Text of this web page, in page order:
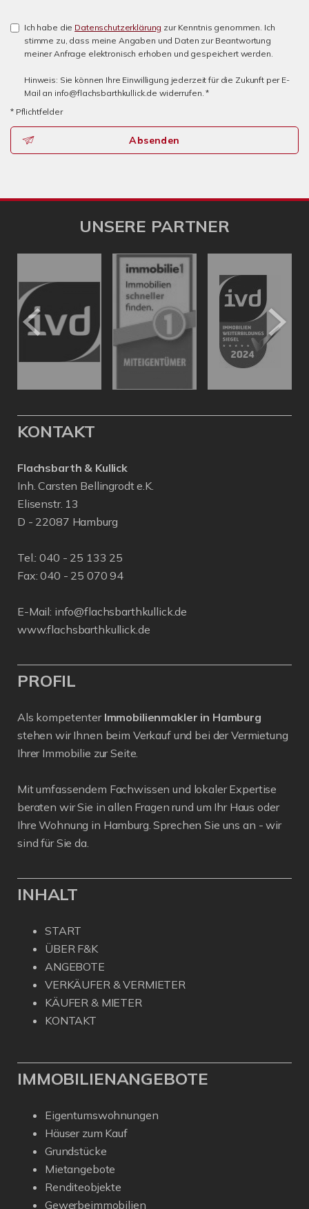
Ich habe die Datenschutzerklärung zur Kenntnis genommen. Ich
stimme zu, dass meine Angaben und Daten zur Beantwortung
meiner Anfrage elektronisch erhoben und gespeichert werden.
Hinweis: Sie können Ihre Einwilligung jederzeit für die Zukunft per E-
Mail an info@flachsbarthkullick.de widerrufen. *
* Pflichtfelder
Absenden
UNSERE PARTNER
KONTAKT
Flachsbarth & Kullick
Inh. Carsten Bellingrodt e.K.
Elisenstr. 13
D - 22087 Hamburg
Tel.:040 - 25 133 25
Fax: 040 - 25 070 94
E-Mail: info@flachsbarthkullick.de
www.flachsbarthkullick.de
PROFIL
Als kompetenter Immobilienmakler in Hamburg
stehen wir Ihnen beim Verkauf und bei der Vermietung
Ihrer Immobilie zur Seite.
Mit umfassendem Fachwissen und lokaler Expertise
beraten wir Sie in allen Fragen rund um Ihr Haus oder
Ihre Wohnung in Hamburg. Sprechen Sie uns an - wir
sind für Sie da.
INHALT
START
ÜBER F&K
ANGEBOTE
VERKÄUFER & VERMIETER
KÄUFER & MIETER
KONTAKT
IMMOBILIENANGEBOTE
Eigentumswohnungen
Häuser zum Kauf
Grundstücke
Mietangebote
Renditeobjekte
Gewerbeimmobilien